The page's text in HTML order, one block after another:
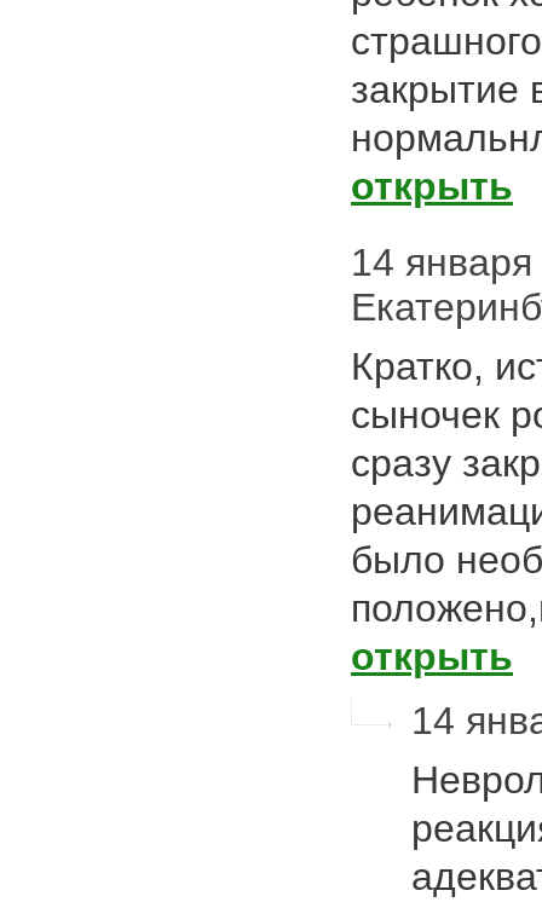
закрытие
открыть
14
Кратко,
сыночек
сразу
было
открыть
14